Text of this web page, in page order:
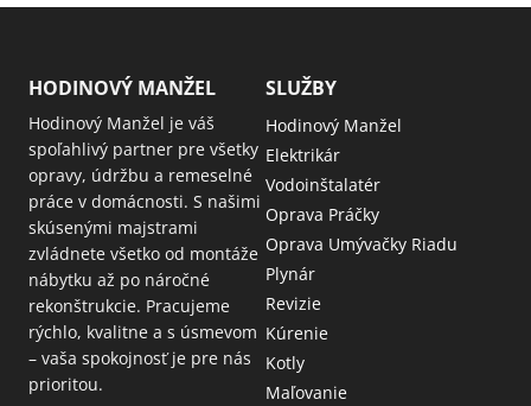
HODINOVÝ MANŽEL
Hodinový Manžel je váš
spoľahlivý partner pre všetky
opravy, údržbu a remeselné
práce v domácnosti. S našimi
skúsenými majstrami
zvládnete všetko od montáže
nábytku až po náročné
rekonštrukcie. Pracujeme
rýchlo, kvalitne a s úsmevom
– vaša spokojnosť je pre nás
prioritou.
SLUŽBY
Hodinový Manžel
Elektrikár
Vodoinštalatér
Oprava Práčky
Oprava Umývačky Riadu
Plynár
Revizie
Kúrenie
Kotly
Maľovanie